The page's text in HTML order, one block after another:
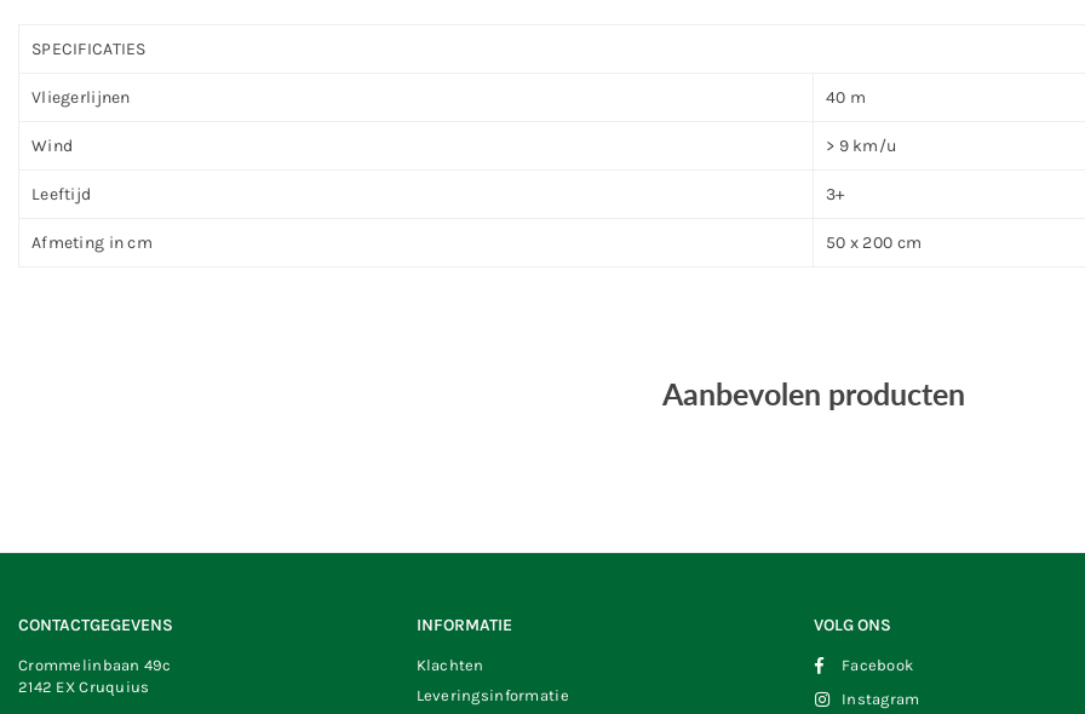
SPECIFICATIES
Vliegerlijnen 40 m
Wind > 9 km/u
Leeftijd 3+
Afmeting in cm 50 x 200 cm
Aanbevolen producten
CONTACTGEGEVENS
Crommelinbaan 49c
2142 EX Cruquius
INFORMATIE
Klachten
Leveringsinformatie
VOLG ONS
Facebook
Instagram